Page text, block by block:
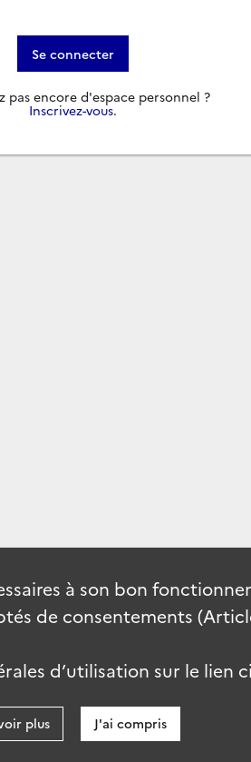
Se connecter
pas encore d'espace personnel ?
Inscrivez-vous.
à son bon
de consentements
d’utilisation sur le lien
plus J'ai compris